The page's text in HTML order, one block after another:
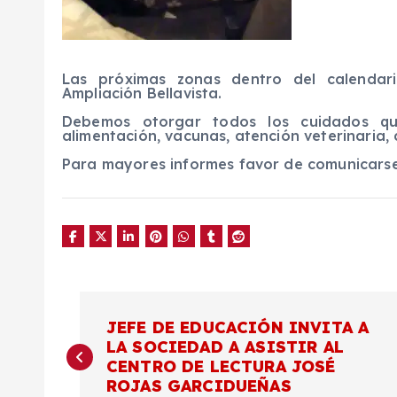
Las próximas zonas dentro del
Ampliación Bellavista.
Debemos otorgar todos los cuidados
alimentación, vacunas, atención
Para mayores informes favor de
a
JEFE DE EDUCACIÓN INVITA A
LA SOCIEDAD A ASISTIR AL
CENTRO DE LECTURA JOSÉ
ROJAS GARCIDUEÑAS